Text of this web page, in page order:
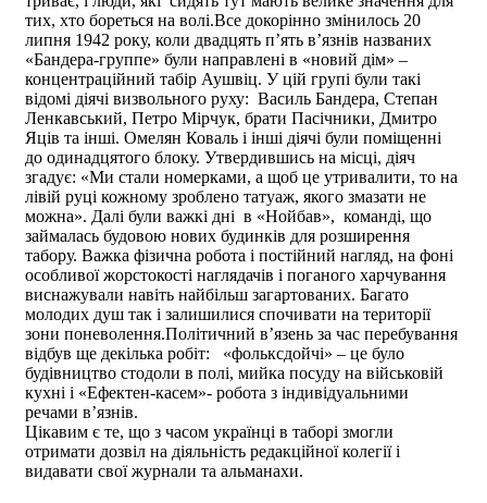
тих, хто бореться на волі.Все докорінно змінилось 20
липня 1942 року, коли двадцять п’ять в’язнів названих
«Бандера-группе» були направлені в «новий дім» –
концентраційний табір Аушвіц. У цій групі були такі
відомі діячі визвольного руху: Василь Бандера, Степан
Ленкавський, Петро Мірчук, брати Пасічники, Дмитро
Яців та інші. Омелян Коваль і інші діячі були поміщенні
до одинадцятого блоку. Утвердившись на місці, діяч
згадує: «Ми стали номерками, а щоб це утривалити, то на
лівій руці кожному зроблено татуаж, якого змазати не
можна». Далі були важкі дні в «Нойбав», команді, що
займалась будовою нових будинків для розширення
табору. Важка фізична робота і постійний нагляд, на фоні
особливої жорстокості наглядачів і поганого харчування
виснажували навіть найбільш загартованих. Багато
молодих душ так і залишилися спочивати на території
зони поневолення.Політичний в’язень за час перебування
відбув ще декілька робіт: «фольксдойчі» – це було
будівництво стодоли в полі, мийка посуду на військовій
кухні і «Ефектен-касем»- робота з індивідуальними
речами в’язнів.
Цікавим є те, що з часом українці в таборі змогли
отримати дозвіл на діяльність редакційної колегії і
видавати свої журнали та альманахи.